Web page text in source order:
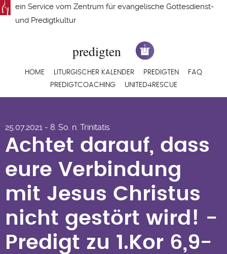
Direkt
zum
ein Service vom Zentrum für evangelische Gottesdienst-
und Predigtkultur
Hauptnavigation
HOME LITURGISCHER KALENDER PREDIGTEN
FAQ
PREDIGTCOACHING
UNITED4RESCUE
eure Verbindung mit
Jesus Christus nicht
gestört wird! -
Predigt zu 1.Kor 6,9-
20 von Winfried Klotz
25.07.2021 - 8. So. n. Trinitatis
Achtet darauf, dass
eure Verbindung
mit Jesus Christus
nicht gestört wird! -
Predigt zu 1.Kor 6,9-